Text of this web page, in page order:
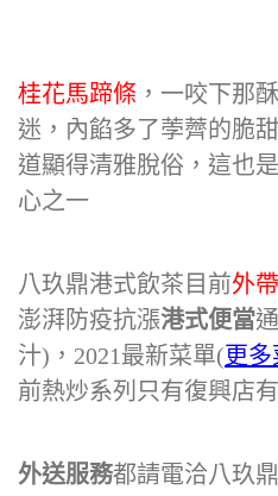
桂花馬蹄條 ，一咬下那
迷，內餡多了荸薺的脆
道顯得清雅脫俗，這也
心之一
八玖鼎港式飲茶目前外
澎湃防疫抗漲港式便當
汁)，2021最新菜單(更
前熱炒系列只有復興店
外送服務都請電洽八玖